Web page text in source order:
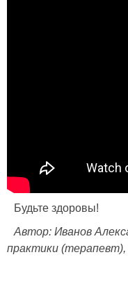
Будьте здоровы!
Автор: Иванов
практики (терапевт),